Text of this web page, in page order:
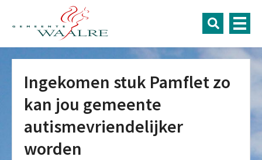
Ingekomen stuk Pamflet zo
kan jou gemeente
autismevriendelijker
worden